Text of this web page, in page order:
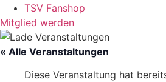
TSV Fanshop
Mitglied werden
« Alle Veranstaltungen
Diese Veranstaltung hat